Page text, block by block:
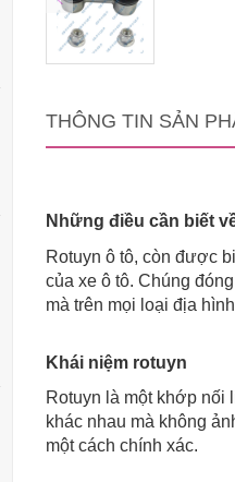
THÔNG TIN SẢN
Những điều cần biết
Rotuyn ô tô, còn được
của xe ô tô. Chúng
mà trên mọi loại địa
Khái niệm rotuyn
Rotuyn là một khớp nối
khác nhau mà không
một cách chính xác.